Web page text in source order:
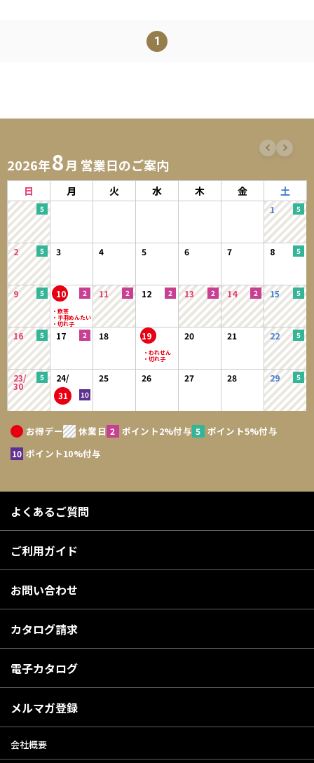
1
2026年8月 営業日のご案内
日 月 火 水 木 金 土
1
2 3 4 5 6 7 8
9 10 11 12 13 14 15
16 17 18 19 20 21 22
23/
30
24/
31
25 26 27 28 29
お得デー 休業日 ポイント2%付与
ポイント5%付与
ポイント10%付与
よくあるご質問
ご利用ガイド
お問い合わせ
カタログ請求
電子カタログ
メルマガ登録
会社概要